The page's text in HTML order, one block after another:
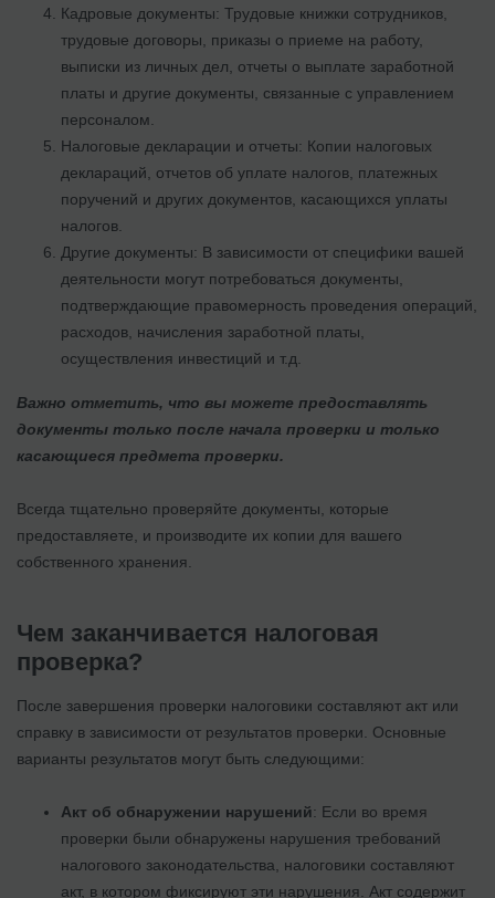
Кадровые документы: Трудовые книжки сотрудников,
трудовые договоры, приказы о приеме на работу,
выписки из личных дел, отчеты о выплате заработной
платы и другие документы, связанные с управлением
персоналом.
Налоговые декларации и отчеты: Копии налоговых
деклараций, отчетов об уплате налогов, платежных
поручений и других документов, касающихся уплаты
налогов.
Другие документы: В зависимости от специфики вашей
деятельности могут потребоваться документы,
подтверждающие правомерность проведения операций,
расходов, начисления заработной платы,
осуществления инвестиций и т.д.
Важно отметить, что вы можете предоставлять
документы только после начала проверки и только
касающиеся предмета проверки.
Всегда тщательно проверяйте документы, которые
предоставляете, и производите их копии для вашего
собственного хранения.
Чем заканчивается налоговая
проверка?
После завершения проверки налоговики составляют акт или
справку в зависимости от результатов проверки. Основные
варианты результатов могут быть следующими:
Акт об обнаружении нарушений: Если во время
проверки были обнаружены нарушения требований
налогового законодательства, налоговики составляют
акт, в котором фиксируют эти нарушения. Акт содержит